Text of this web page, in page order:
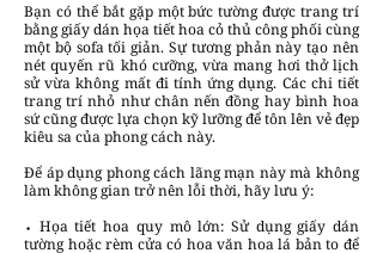
Bạn có thể bắt gặp một bức tường được trang trí
bằng giấy dán họa tiết hoa cỏ thủ công phối cùng
một bộ sofa tối giản. Sự tương phản này tạo nên
nét quyến rũ khó cưỡng, vừa mang hơi thở lịch
sử vừa không mất đi tính ứng dụng. Các chi tiết
trang trí nhỏ như chân nến đồng hay bình hoa
sứ cũng được lựa chọn kỹ lưỡng để tôn lên vẻ đẹp
kiêu sa của phong cách này.
Để áp dụng phong cách lãng mạn này mà không
làm không gian trở nên lỗi thời, hãy lưu ý:
⬩ Họa tiết hoa quy mô lớn: Sử dụng giấy dán
tường hoặc rèm cửa có hoa văn hoa lá bản to để